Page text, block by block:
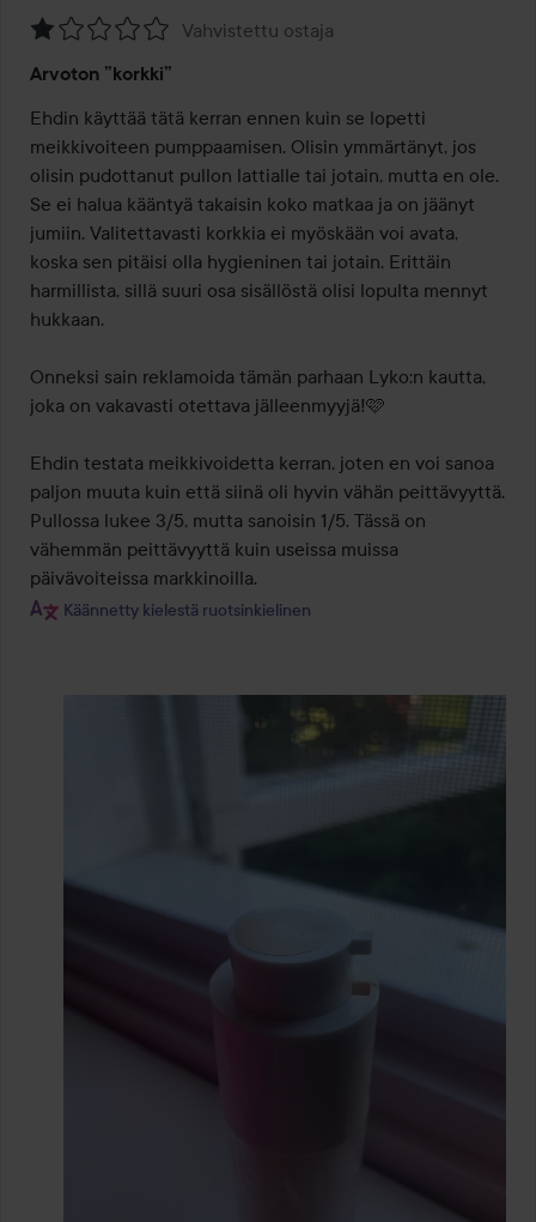
1
/
5
Vahvistettu ostaja
Arvoton ”korkki”
Ehdin käyttää tätä kerran ennen kuin se lopetti
meikkivoiteen pumppaamisen. Olisin ymmärtänyt, jos
olisin pudottanut pullon lattialle tai jotain, mutta en ole.
Se ei halua kääntyä takaisin koko matkaa ja on jäänyt
jumiin. Valitettavasti korkkia ei myöskään voi avata,
koska sen pitäisi olla hygieninen tai jotain. Erittäin
harmillista, sillä suuri osa sisällöstä olisi lopulta mennyt
hukkaan.
Onneksi sain reklamoida tämän parhaan Lyko:n kautta,
joka on vakavasti otettava jälleenmyyjä!🩷
Ehdin testata meikkivoidetta kerran, joten en voi sanoa
paljon muuta kuin että siinä oli hyvin vähän peittävyyttä.
Pullossa lukee 3/5, mutta sanoisin 1/5. Tässä on
vähemmän peittävyyttä kuin useissa muissa
päivävoiteissa markkinoilla.
Käännetty kielestä ruotsinkielinen